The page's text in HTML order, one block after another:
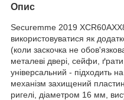
Опис
Securemme 2019
використовуватися як
(коли заскочка не
металеві двері, сейфи,
універсальний - підходить
механізм захищений
ригелі, діаметром 16 мм,